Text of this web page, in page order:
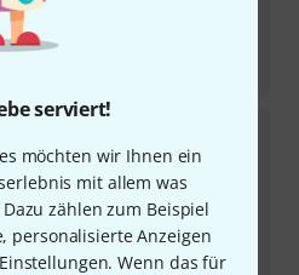
serviert!
möchten wir Ihnen ein
mit allem was
zählen zum Beispiel
personalisierte Anzeigen
Wenn das für
202
€